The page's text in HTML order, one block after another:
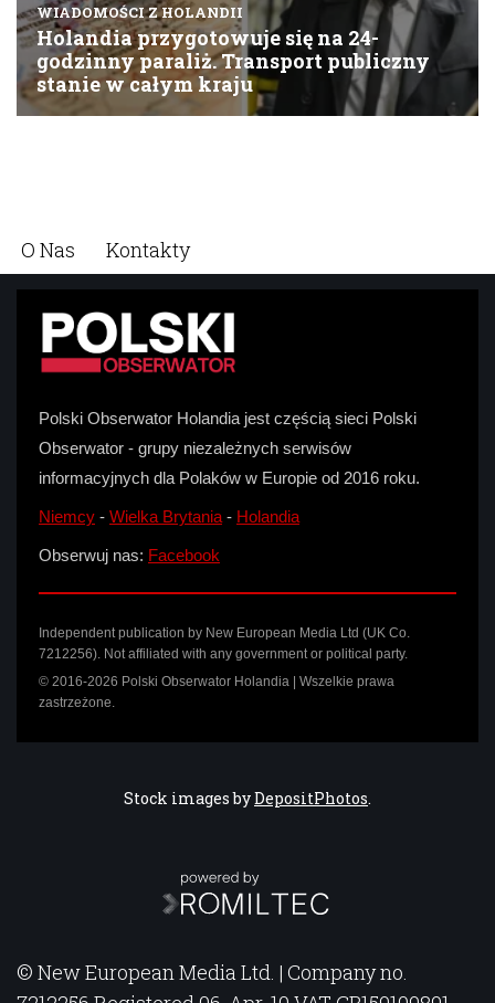
O Nas Kontakty
Polski Obserwator Holandia jest częścią sieci Polski
Obserwator - grupy niezależnych serwisów
informacyjnych dla Polaków w Europie od 2016 roku.
Niemcy - Wielka Brytania- Holandia
Obserwuj nas: Facebook
Independent publication by New European Media Ltd (UK Co.
7212256). Not affiliated with any government or political party.
© 2016-2026 Polski Obserwator Holandia | Wszelkie prawa
zastrzeżone.
Stock images byDepositPhotos.
© New European Media Ltd. | Company no.